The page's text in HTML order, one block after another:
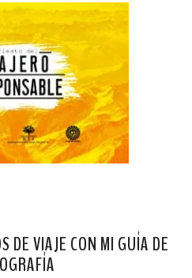
DE VIAJE CON MI GUÍA DE